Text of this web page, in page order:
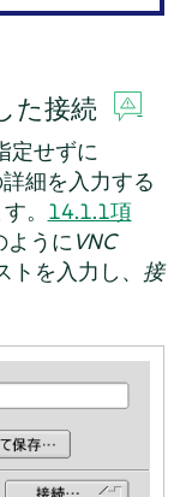
た接続
定せずに
細を入力する
。 14.1.1項
ようにVNC
を入力し、 接